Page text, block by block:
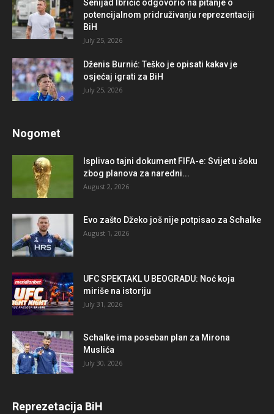
Senijad Ibričić odgovorio na pitanje o
potencijalnom pridruživanju reprezentaciji
BiH
July 25, 2026
Dženis Burnić: Teško je opisati kakav je
osjećaj igrati za BiH
July 25, 2026
Nogomet
Isplivao tajni dokument FIFA-e: Svijet u šoku
zbog planova za naredni...
August 2, 2026
Evo zašto Džeko još nije potpisao za Schalke
August 1, 2026
UFC SPEKTAKL U BEOGRADU: Noć koja
miriše na istoriju
July 31, 2026
Schalke ima poseban plan za Mirona
Muslića
July 30, 2026
Reprezetacija BiH